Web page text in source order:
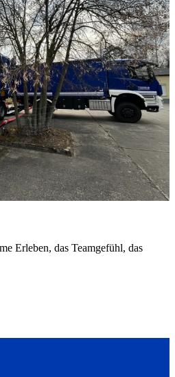
Erleben, das Teamgefühl, das